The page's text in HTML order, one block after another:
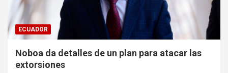
ECUADOR
Noboa da detalles de un plan para atacar las
extorsiones